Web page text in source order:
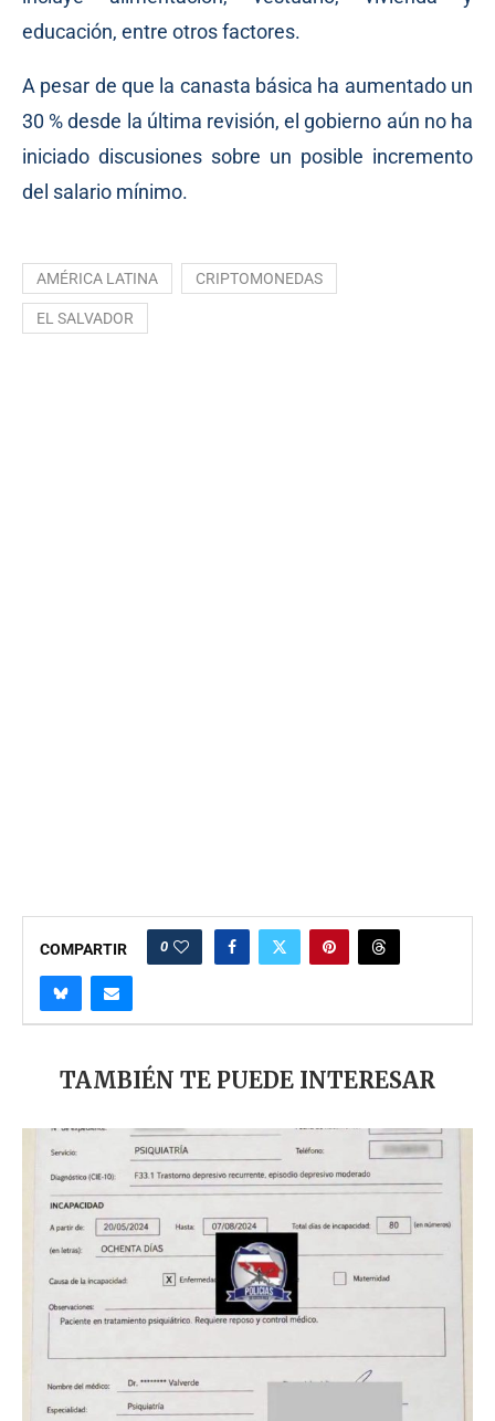
educación, entre otros factores.
A pesar de que la canasta básica ha aumentado un
30 % desde la última revisión, el gobierno aún no ha
iniciado discusiones sobre un posible incremento
del salario mínimo.
AMÉRICA LATINA CRIPTOMONEDAS
EL SALVADOR
COMPARTIR 0
TAMBIÉN TE PUEDE INTERESAR